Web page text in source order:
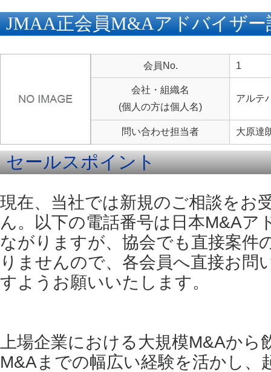
JMAA正会員M&Aアドバイザー
会員No. 1
会社・組織名
(個人の方は個人名)
アルテ
問い合わせ担当者 大原達
セールスポイント
現在、当社では新規のご相談をお
ん。以下の電話番号は日本M&Aア
ながりますが、協会でも直接案件
りませんので、各会員へ直接お問
すようお願いいたします。
上場企業における大規模M&Aから
M&Aまでの幅広い経験を活かし、